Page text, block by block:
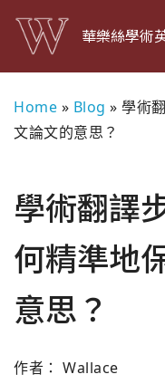
華樂絲學術
Home » Blog » 學術
文論文的意思？
學術翻譯
何精準地
意思？
作者： Wallace